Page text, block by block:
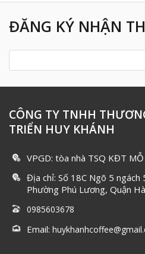
ĐĂNG KÝ NHẬN
CÔNG TY TNHH
TRIỂN HUY KHÁNH
VPGD: tòa nhà TSQ KĐT
Địa chỉ: Số 18C Ngõ 5 ngách
Phường Phú Lương, Quận
0985603678
Email: